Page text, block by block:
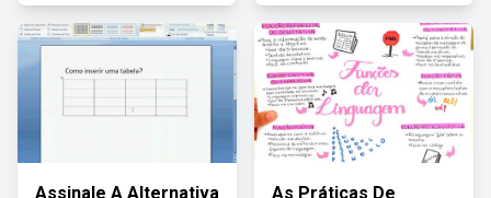
Assinale A Alternativa As Práticas De